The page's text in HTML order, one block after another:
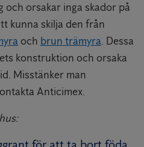
och orsakar inga skador på
kunna skilja den från
och brun trämyra. Dessa
konstruktion och orsaka
Misstänker man
Anticimex.